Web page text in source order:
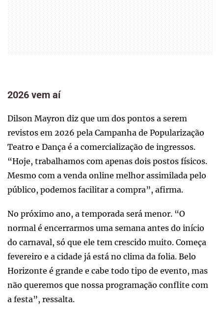
2026 vem aí
Dilson Mayron diz que um dos pontos a serem
revistos em 2026 pela Campanha de Popularização
Teatro e Dança é a comercialização de ingressos.
“Hoje, trabalhamos com apenas dois postos físicos.
Mesmo com a venda online melhor assimilada pelo
público, podemos facilitar a compra”, afirma.
No próximo ano, a temporada será menor. “O
normal é encerrarmos uma semana antes do início
do carnaval, só que ele tem crescido muito. Começa
fevereiro e a cidade já está no clima da folia. Belo
Horizonte é grande e cabe todo tipo de evento, mas
não queremos que nossa programação conflite com
a festa”, ressalta.